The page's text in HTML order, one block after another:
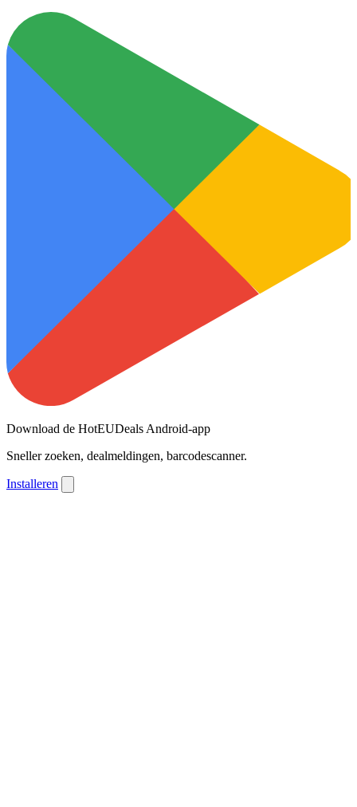
Download de HotEUDeals Android-app
Sneller zoeken, dealmeldingen, barcodescanner.
Installeren